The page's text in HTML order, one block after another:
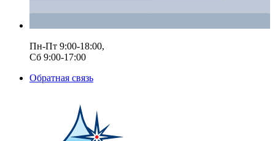
Пн-Пт 9:00-18:00,
Сб 9:00-17:00
Обратная связь